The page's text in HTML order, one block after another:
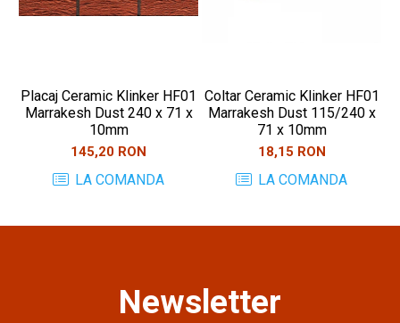
Placaj Ceramic Klinker HF01
Marrakesh Dust 240 x 71 x
10mm
145,20 RON
LA COMANDA
Coltar Ceramic Klinker HF01
Marrakesh Dust 115/240 x
71 x 10mm
18,15 RON
LA COMANDA
Newsletter